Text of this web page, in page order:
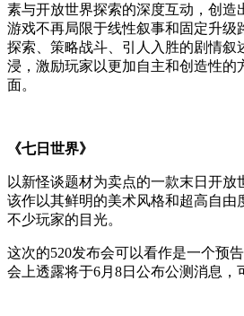
素与开放世界探索的深度互动，创造
游戏不再局限于线性叙事和固定升级
探索、策略战斗、引人入胜的剧情叙
浸，激励玩家以更加自主和创造性的
面。
《七日世界》
以新怪谈题材为卖点的一款末日开放
该作以其鲜明的美术风格和超高自由
不少玩家的目光。
这次的520发布会可以看作是一个预
会上透露将于6月8日公布公测消息，